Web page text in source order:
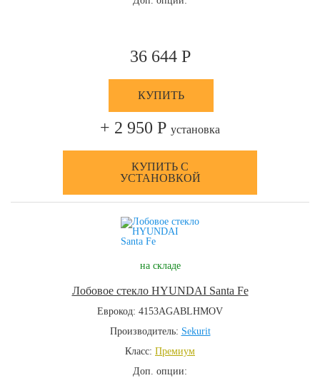
36 644 Р
КУПИТЬ
+ 2 950 Р установка
КУПИТЬ С
УСТАНОВКОЙ
на складе
Лобовое стекло HYUNDAI Santa Fe
Еврокод: 4153AGABLHMOV
Производитель: Sekurit
Класс: Премиум
Доп. опции: